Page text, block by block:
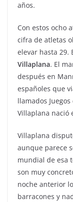
años.
Con estos ocho
cifra de atletas
elevar hasta 29.
Villaplana. El
después en
españoles que
llamados
Villaplana nació
Villaplana
aunque parece
mundial de esa
son muy
noche anterior
barracones y